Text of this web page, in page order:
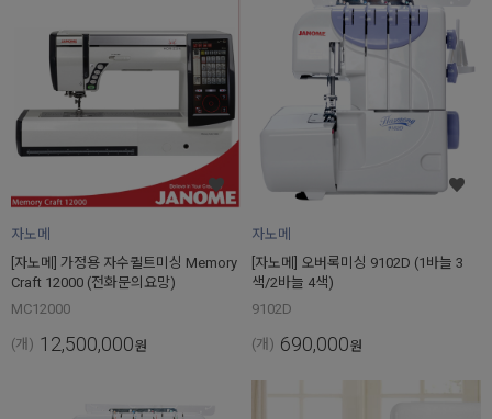
자노메
[자노메] 가정용 자수퀼트미싱 Memory
Craft 12000 (전화문의요망)
MC12000
(개) 12,500,000원
자노메
[자노메] 오버록미싱 9102D (1바늘 3
색/2바늘 4색)
9102D
(개) 690,000원